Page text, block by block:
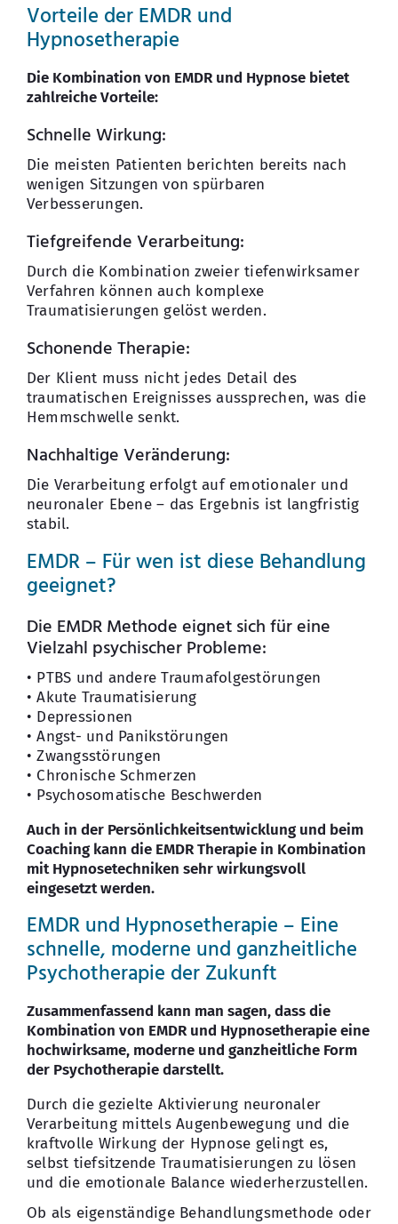
Vorteile der EMDR und
Hypnosetherapie
Die Kombination von EMDR und Hypnose bietet
zahlreiche Vorteile:
Schnelle Wirkung:
Die meisten Patienten berichten bereits nach
wenigen Sitzungen von spürbaren
Verbesserungen.
Tiefgreifende Verarbeitung:
Durch die Kombination zweier tiefenwirksamer
Verfahren können auch komplexe
Traumatisierungen gelöst werden.
Schonende Therapie:
Der Klient muss nicht jedes Detail des
traumatischen Ereignisses aussprechen, was die
Hemmschwelle senkt.
Nachhaltige Veränderung:
Die Verarbeitung erfolgt auf emotionaler und
neuronaler Ebene – das Ergebnis ist langfristig
stabil.
EMDR – Für wen ist diese Behandlung
geeignet?
Die EMDR Methode eignet sich für eine
Vielzahl psychischer Probleme:
• PTBS und andere Traumafolgestörungen
• Akute Traumatisierung
• Depressionen
• Angst- und Panikstörungen
• Zwangsstörungen
• Chronische Schmerzen
• Psychosomatische Beschwerden
Auch in der Persönlichkeitsentwicklung und beim
Coaching kann die EMDR Therapie in Kombination
mit Hypnosetechniken sehr wirkungsvoll
eingesetzt werden.
EMDR und Hypnosetherapie – Eine
schnelle, moderne und ganzheitliche
Psychotherapie der Zukunft
Zusammenfassend kann man sagen, dass die
Kombination von EMDR und Hypnosetherapie eine
hochwirksame, moderne und ganzheitliche Form
der Psychotherapie darstellt.
Durch die gezielte Aktivierung neuronaler
Verarbeitung mittels Augenbewegung und die
kraftvolle Wirkung der Hypnose gelingt es,
selbst tiefsitzende Traumatisierungen zu lösen
und die emotionale Balance wiederherzustellen.
Ob als eigenständige Behandlungsmethode oder